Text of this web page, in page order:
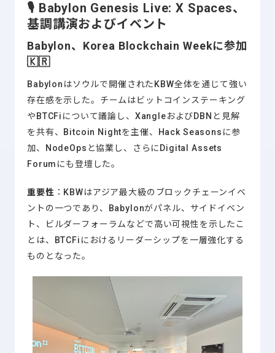
🎙 Babylon Genesis Live: X Spaces、
基調講演およびイベント
Babylon、Korea Blockchain Weekに参加
🇰🇷
Babylonはソウルで開催されたKBW全体を通じて強い
存在感を示した。チームはビットコインステーキング
やBTCFiについて議論し、XangleおよびDBNと見解
を共有、Bitcoin Nightを主催、Hack Seasonsに参
加、NodeOpsと協業し、さらにDigital Assets
Forumにも登壇した。
重要性 ：KBWはアジア最大級のブロックチェーンイベ
ントの一つであり、Babylonがパネル、サイドイベン
ト、ビルダーフォーラムなどで高い可視性を示したこ
とは、BTCFiにおけるリーダーシップを一層強化する
ものとなった。